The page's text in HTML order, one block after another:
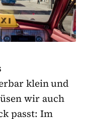
klein und
wir auch
passt: Im